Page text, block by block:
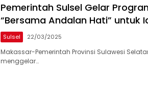
Pemerintah Sulsel Gelar
“Bersama Andalan Hati” untuk
Sulsel 22/03/2025
Makassar-Pemerintah Provinsi Sulawesi
menggelar…